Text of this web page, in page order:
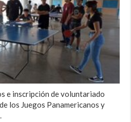
e inscripción de voluntariado
los Juegos Panamericanos y